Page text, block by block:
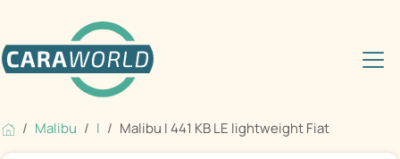
Malibu I Malibu I 441 KB LE lightweight Fiat